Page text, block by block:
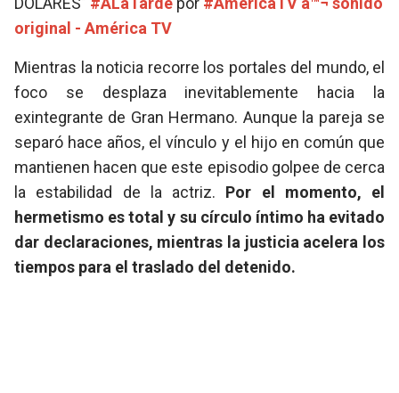
original - América TV
Mientras la noticia recorre los portales del mundo, el
foco se desplaza inevitablemente hacia la
exintegrante de Gran Hermano. Aunque la pareja se
separó hace años, el vínculo y el hijo en común que
mantienen hacen que este episodio golpee de cerca
la estabilidad de la actriz. Por el momento, el
hermetismo es total y su círculo íntimo ha evitado
dar declaraciones, mientras la justicia acelera los
tiempos para el traslado del detenido.